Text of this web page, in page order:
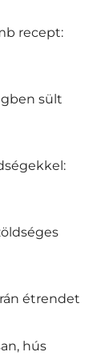
recept:
sült
étrendet
hús